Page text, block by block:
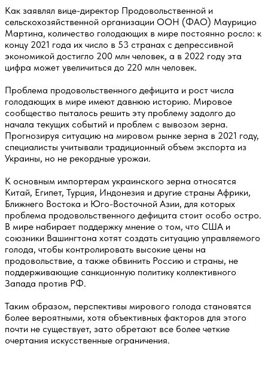
Как заявлял вице-директор Продовольственной и
сельскохозяйственной организации ООН (ФАО) Маурицио
Мартина, количество голодающих в мире постоянно росло: к
концу 2021 года их число в 53 странах с депрессивной
экономикой достигло 200 млн человек, а в 2022 году эта
цифра может увеличиться до 220 млн человек.
Проблема продовольственного дефицита и рост числа
голодающих в мире имеют давнюю историю. Мировое
сообщество пыталось решить эту проблему задолго до
начала текущих событий и проблем с вывозом зерна.
Прогнозируя ситуацию на мировом рынке зерна в 2021 году,
специалисты учитывали традиционный объем экспорта из
Украины, но не рекордные урожаи.
К основным импортерам украинского зерна относятся
Китай, Египет, Турция, Индонезия и другие страны Африки,
Ближнего Востока и Юго-Восточной Азии, для которых
проблема продовольственного дефицита стоит особо остро.
В мире набирает поддержку мнение о том, что США и
союзники Вашингтона хотят создать ситуацию управляемого
голода, чтобы контролировать высокие цены на
продовольствие, а также обвинить Россию и страны, не
поддерживающие санкционную политику коллективного
Запада против РФ.
Таким образом, перспективы мирового голода становятся
более вероятными, хотя объективных факторов для этого
почти не существует, зато обретают все более четкие
очертания искусственные ограничения.